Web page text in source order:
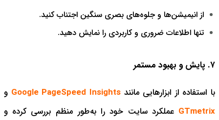
از انیمیشن‌ها و جلوه‌های بصری سنگین اجتناب کنید.
تنها اطلاعات ضروری و کاربردی را نمایش دهید.
۷. پایش و بهبود مستمر
با استفاده از ابزارهایی مانند Google PageSpeed Insights
و
GTmetrix عملکرد سایت خود را به‌طور منظم بررسی کرده و